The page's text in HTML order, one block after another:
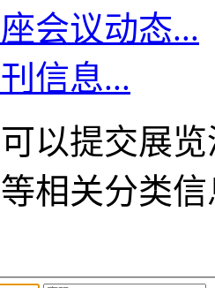
会议动态...
信息...
以提交展
相关分类